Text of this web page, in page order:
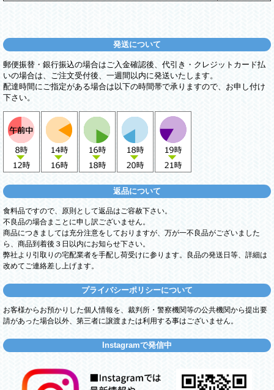
発送について
郵便振替・銀行振込の場合はご入金確認後、代引き・クレジットカード払
いの場合は、ご注文受付後、一週間以内に発送いたします。
配達時間にご指定がある場合は以下の時間帯で承りますので、お申し付け
下さい。
返品について
食料品ですので、原則として返品はご容赦下さい。
不良品の場合まことに申し訳ございません。
商品につきましては充分注意をしておりますが、万が一不良品がございました
ら、商品到着後３日以内にお知らせ下さい。
弊社より引取りの宅配業者を手配し荷受けに参ります。良品の発送日等、詳細は
改めてご連絡差し上げます。
プライバシーポリシーについて
お客様からお預かりした個人情報を、裁判所・警察機関等の公共機関から提出要
請があった場合以外、第三者に譲渡または利用する事はございません。
Instagramで発信中